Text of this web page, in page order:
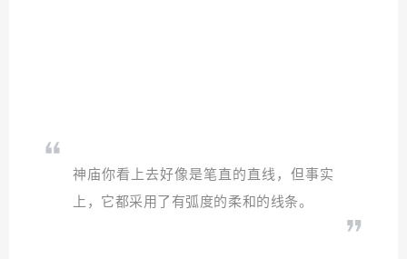
神庙你看上去好像是笔直的直线，但事实
上，它都采用了有弧度的柔和的线条。